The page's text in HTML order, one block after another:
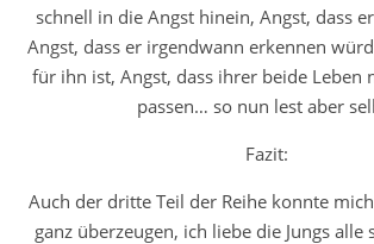
schnell in die Angst hinein, Angst, dass
Angst, dass er irgendwann erkennen
für ihn ist, Angst, dass ihrer beide Leben
passen… so nun lest aber
Fazit:
Auch der dritte Teil der Reihe konnte
ganz überzeugen, ich liebe die Jungs alle